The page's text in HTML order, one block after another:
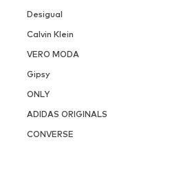
Desigual
Calvin Klein
VERO MODA
Gipsy
ONLY
ADIDAS ORIGINALS
CONVERSE